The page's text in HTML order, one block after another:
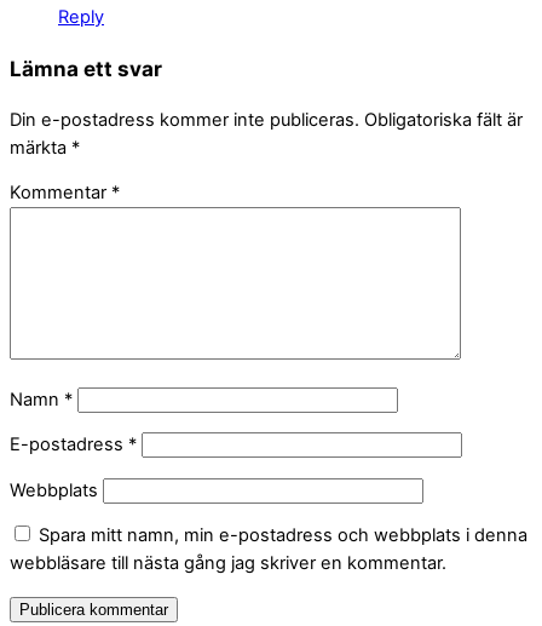
Reply
Lämna ett svar
Din e-postadress kommer inte publiceras. Obligatoriska fält är
märkta *
Kommentar *
Namn *
E-postadress *
Webbplats
Spara mitt namn, min e-postadress och webbplats i denna
webbläsare till nästa gång jag skriver en kommentar.